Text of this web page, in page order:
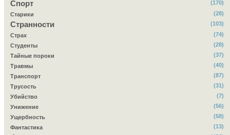
Спорт
(170)
Старики
(28)
Странности
(103)
Страх
(74)
Студенты
(28)
Тайные пороки
(37)
Травмы
(40)
Транспорт
(87)
Трусость
(31)
Убийство
(7)
Унижение
(56)
Ущербность
(58)
Фантастика
(13)